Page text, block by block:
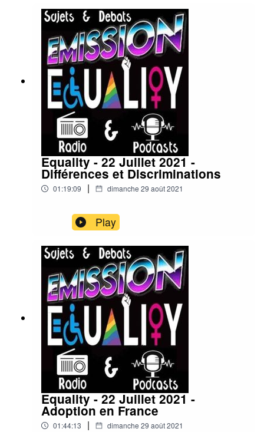
Equality - 22 Juillet 2021 -
Différences et Discriminations
01:19:09 | dimanche 29 août 2021
Play
Equality - 22 Juillet 2021 -
Adoption en France
01:44:13 | dimanche 29 août 2021